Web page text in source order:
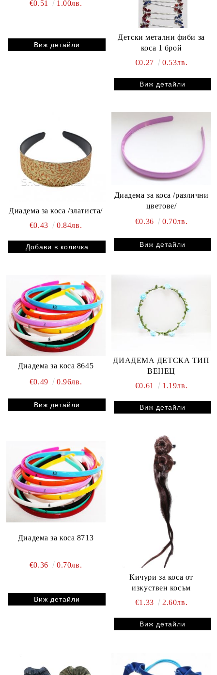
€0.51 1.00лв.
Виж детайли
Детски метални фиби за
коса 1 брой
€0.27
0.53лв.
Виж детайли
Диадемa за коса /златиста/
€0.43
0.84лв.
Диадемa за коса /различни
цветове/
€0.36
0.70лв.
Виж детайли
Диадемa за коса 8645
€0.49
0.96лв.
Виж детайли
ДИАДЕМА ДЕТСКА ТИП
ВЕНЕЦ
€0.61
1.19лв.
Виж детайли
Диадема за коса 8713
€0.36 0.70лв.
Виж детайли
Кичури за коса от
изкуствен косъм
€1.33
2.60лв.
Виж детайли